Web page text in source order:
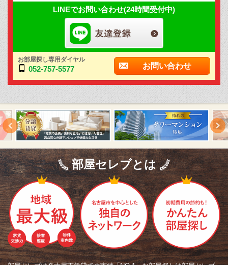
LINEでお問い合わせ(24時間受付中)
お部屋探し専用ダイヤル
052-757-5577 お問い合わせ
部屋セレブとは